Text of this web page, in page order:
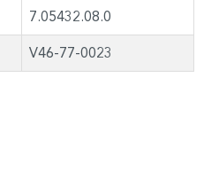
7.05432.08.0
V46-77-0023